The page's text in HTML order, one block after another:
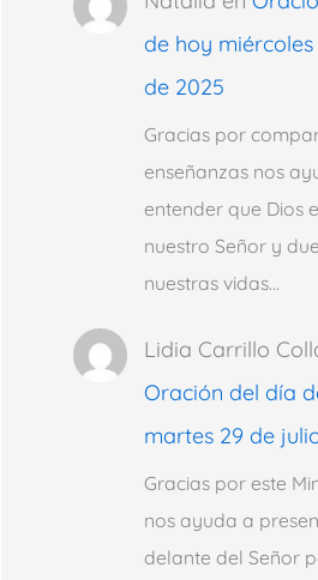
de hoy
de 2025
Gracias por
enseñanzas nos
entender que Dios
nuestro Señor y
nuestras vidas…
Lidia Carrillo
Oración del día
martes 29 de
Gracias por este
nos ayuda a
delante del Señor